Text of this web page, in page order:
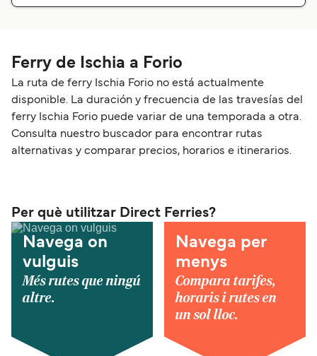
Ferry de Ischia a Forio
La ruta de ferry Ischia Forio no está actualmente
disponible. La duración y frecuencia de las travesías del
ferry Ischia Forio puede variar de una temporada a otra.
Consulta nuestro buscador para encontrar rutas
alternativas y comparar precios, horarios e itinerarios.
Per què utilitzar Direct Ferries?
Navega on
vulguis
Més rutes que ningú
altre.
Navega per
menys
Compara tarifes,
horaris i rutes en
un sol lloc.